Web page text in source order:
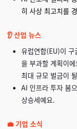
히 사상 최고치를
👂 산업 뉴스
유럽연합(EU)이 구
을 부과할 계획이
최대 규모 벌금이
AI 인프라 투자 붐
상승세예요.
💼 기업 소식